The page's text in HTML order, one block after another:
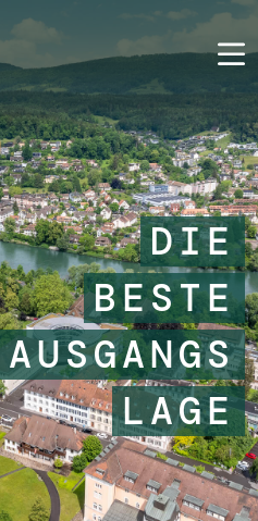
DIE
BESTE
AUSGANGS
LAGE